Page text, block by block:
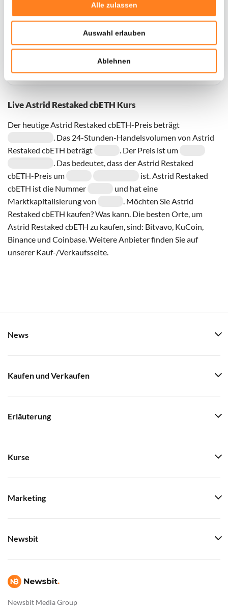
Alle zulassen
Auswahl erlauben
Ablehnen
Live Astrid Restaked cbETH Kurs
Der heutige Astrid Restaked cbETH-Preis beträgt
. Das 24-Stunden-Handelsvolumen von Astrid
Restaked cbETH beträgt
. Der Preis ist um
. Das bedeutet, dass der Astrid Restaked
cbETH-Preis um
ist. Astrid Restaked
cbETH ist die Nummer
und hat eine
Marktkapitalisierung von
. Möchten Sie Astrid
Restaked cbETH kaufen? Was kann. Die besten Orte, um
Astrid Restaked cbETH zu kaufen, sind: Bitvavo, KuCoin,
Binance und Coinbase. Weitere Anbieter finden Sie auf
unserer Kauf-/Verkaufsseite.
Newsbit Media Group
News
Kaufen und Verkaufen
Erläuterung
Kurse
Marketing
Newsbit